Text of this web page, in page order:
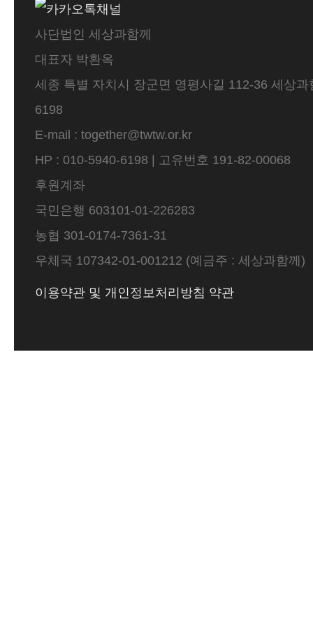
사단법인 세상과함께
대표자 박환옥
세종 특별 자치시 장군면 영평사길 112-36 세상
6198
E-mail : together@twtw.or.kr
HP : 010-5940-6198 | 고유번호 191-82-00068
후원계좌
국민은행 603101-01-226283
농협 301-0174-7361-31
우체국 107342-01-001212 (예금주 : 세상과함께)
이용약관 및 개인정보처리방침 약관